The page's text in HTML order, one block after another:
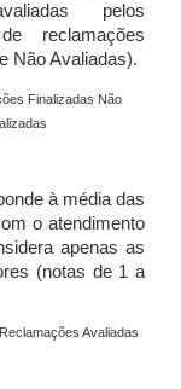
pelos
reclamações
Não Avaliadas).
Finalizadas Não
à média das
o atendimento
apenas as
(notas de 1 a
Avaliadas